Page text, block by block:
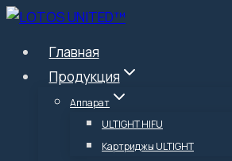
Перейти
содержимому
Главная
Продукция
Аппарат
ULTIGHT HIFU
Картриджы ULTIGHT